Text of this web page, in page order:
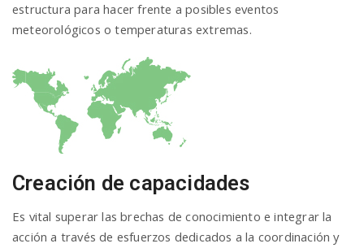
estructura para hacer frente a posibles eventos
meteorológicos o temperaturas extremas.
Creación de capacidades
Es vital superar las brechas de conocimiento e integrar la
acción a través de esfuerzos dedicados a la coordinación y